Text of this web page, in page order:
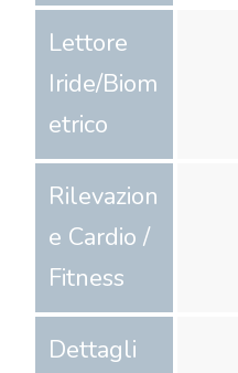
Lettore
Iride/Biom
etrico
Rilevazion
e Cardio /
Fitness
Dettagli